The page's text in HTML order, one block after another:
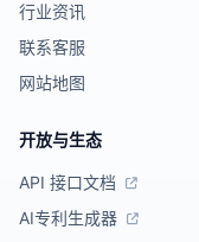
行业资讯
联系客服
网站地图
开放与生态
API 接口文档
AI专利生成器